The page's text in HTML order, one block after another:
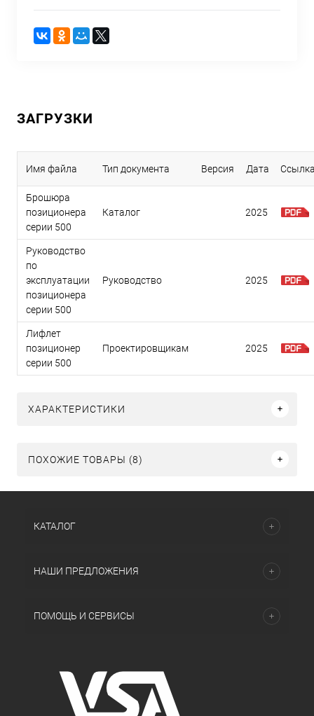
ЗАГРУЗКИ
Имя файла Тип документа Версия Дата
Брошюра
позиционера
серии 500
Каталог 2025
Руководство
по
эксплуатации
позиционера
серии 500
Руководство 2025
Лифлет
позиционер
серии 500
Проектировщикам 2025
ХАРАКТЕРИСТИКИ
ПОХОЖИЕ ТОВАРЫ (8)
КАТАЛОГ
НАШИ ПРЕДЛОЖЕНИЯ
ПОМОЩЬ И СЕРВИСЫ